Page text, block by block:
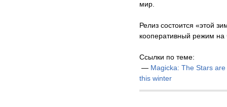
мир.
Релиз состоится «этой
кооперативный режим на
Ссылки по теме:
— Magicka: The Stars
this winter